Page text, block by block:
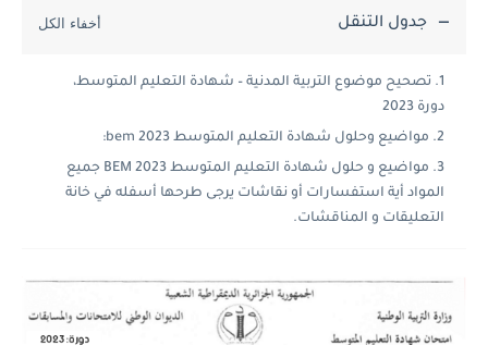
جدول التنقل
تصحيح موضوع التربية المدنية – شهادة التعليم المتوسط،
دورة 2023
مواضيع وحلول شهادة التعليم المتوسط 2023 bem:
مواضيع و حلول شهادة التعليم المتوسط 2023 BEM جميع
المواد أية استفسارات أو نقاشات يرجى طرحها أسفله في خانة
التعليقات و المناقشات.